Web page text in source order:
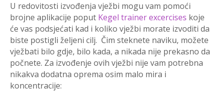
U redovitosti izvođenja vježbi mogu vam pomoći
brojne aplikacije poput Kegel trainer excercises koje
će vas podsjećati kad i koliko vježbi morate izvoditi da
biste postigli željeni cilj. Čim steknete naviku, možete
vježbati bilo gdje, bilo kada, a nikada nije prekasno da
počnete. Za izvođenje ovih vježbi nije vam potrebna
nikakva dodatna oprema osim malo mira i
koncentracije: